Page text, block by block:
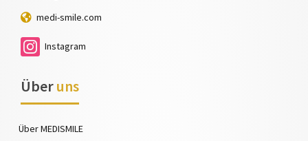
medi-smile.com
Instagram
Überuns
Über MEDISMILE